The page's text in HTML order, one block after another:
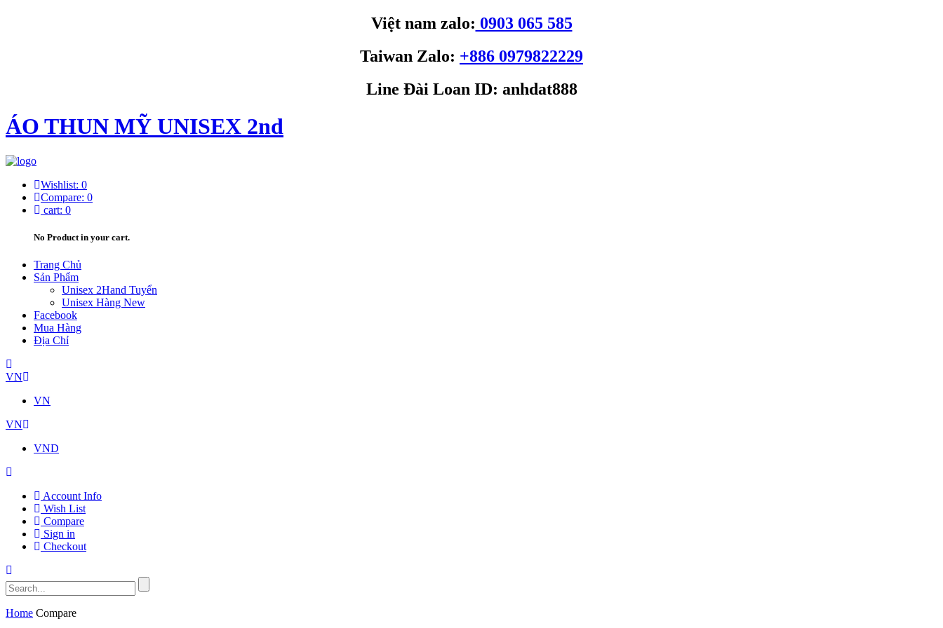
Việt nam zalo: 0903 065 585
Taiwan Zalo: +886 0979822229
Line Đài Loan ID: anhdat888
ÁO THUN MỸ UNISEX 2nd
Wishlist: 0
Compare: 0
cart: 0
No Product in your cart.
Trang Chủ
Sản Phẩm
Unisex 2Hand Tuyển
Unisex Hàng New
Facebook
Mua Hàng
Địa Chỉ
VN
VN
VN
VND
Account Info
Wish List
Compare
Sign in
Checkout
Home Compare